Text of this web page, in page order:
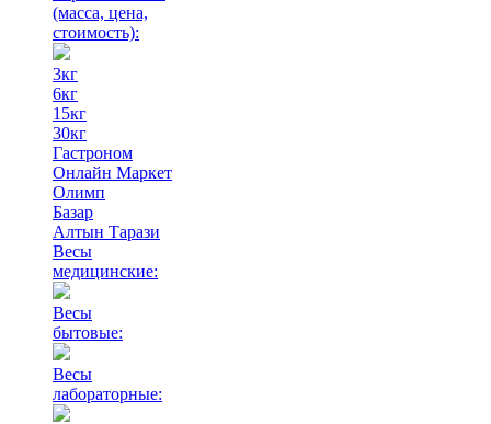
(масса, цена,
стоимость):
3кг
6кг
15кг
30кг
Гастроном
Онлайн Маркет
Олимп
Базар
Алтын Тарази
Весы
медицинские:
Весы
бытовые:
Весы
лабораторные: